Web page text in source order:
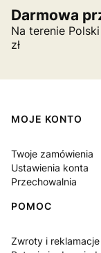
Darmowa
Na terenie
zł
Linki w
MOJE KONTO
Twoje zamówienia
Ustawienia konta
Przechowalnia
POMOC
Zwroty i reklamacje